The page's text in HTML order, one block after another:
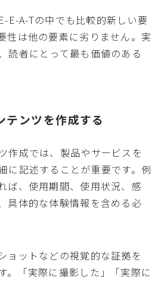
E-A-Tの中でも比較的新しい要
性は他の要素に劣りません。実
読者にとって最も価値のある
テンツを作成する
作成では、製品やサービスを
に記述することが重要です。例
ば、使用期間、使用状況、感
具体的な体験情報を含める必
ョットなどの視覚的な証拠を
。「実際に撮影した」「実際に